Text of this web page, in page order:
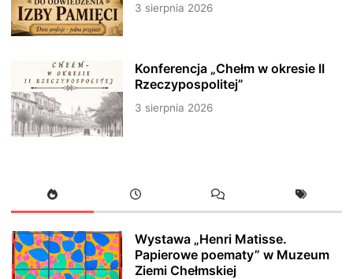
3 sierpnia 2026
Konferencja „Chełm w okresie II
Rzeczypospolitej”
3 sierpnia 2026
Wystawa „Henri Matisse.
Papierowe poematy” w Muzeum
Ziemi Chełmskiej